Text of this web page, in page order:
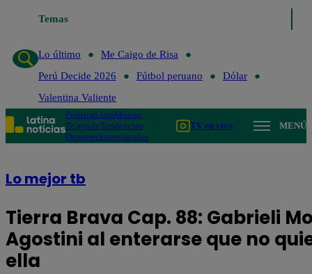
Temas
Lo último
Me Caigo de Risa
Perú Decide 2026
Fútbol peruano
Dólar
Valentina Valiente
PolíticaLimaMundo
Te ayudoTendencias
DeportesEspectáculos
TV en vivo MENÚ
Lo mejor tb
Tierra Brava Cap. 88: Gabrieli
Agostini al enterarse que no
ella